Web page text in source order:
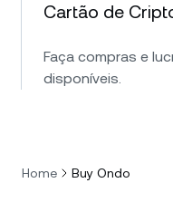
Cartão de
Faça compras e
disponíveis.
Home Buy Ondo